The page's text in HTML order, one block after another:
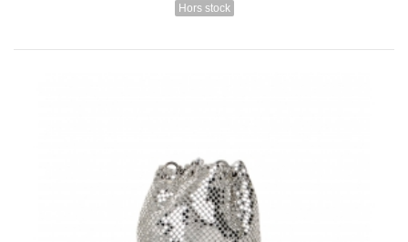
Hors stock